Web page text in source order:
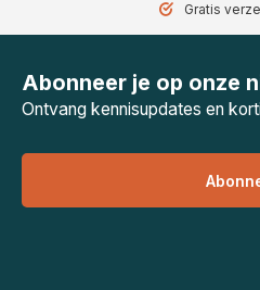
Gratis
Abonneer je op onze
Ontvang kennisupdates en